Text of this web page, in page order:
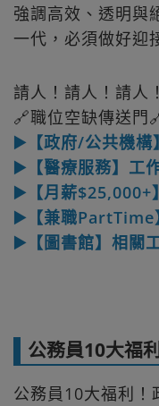
強調高效、透明與
一代，必須做好迎
請人！請人！請人！
🔗職位空缺傳送門
▶️【政府/公共機構
▶️【醫療服務】工
▶️【月薪$25,000+
▶️【兼職PartTime
▶️【圖書館】相關
公務員10大福
公務員10大福利！